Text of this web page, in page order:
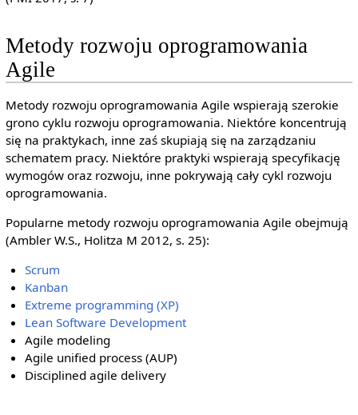
Metody rozwoju oprogramowania
Agile
Metody rozwoju oprogramowania Agile wspierają szerokie
grono cyklu rozwoju oprogramowania. Niektóre koncentrują
się na praktykach, inne zaś skupiają się na zarządzaniu
schematem pracy. Niektóre praktyki wspierają specyfikację
wymogów oraz rozwoju, inne pokrywają cały cykl rozwoju
oprogramowania.
Popularne metody rozwoju oprogramowania Agile obejmują
(Ambler W.S., Holitza M 2012, s. 25):
Scrum
Kanban
Extreme programming (XP)
Lean Software Development
Agile modeling
Agile unified process (AUP)
Disciplined agile delivery